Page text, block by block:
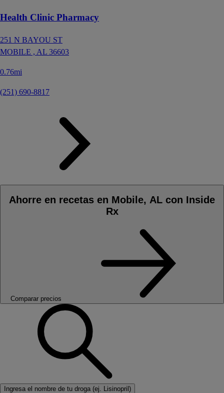
Health Clinic Pharmacy
251 N BAYOU ST
MOBILE , AL 36603
0.76mi
(251) 690-8817
Ahorre en recetas en Mobile, AL con Inside
Rx
Comparar precios
Ingresa el nombre de tu droga (ej. Lisinopril)